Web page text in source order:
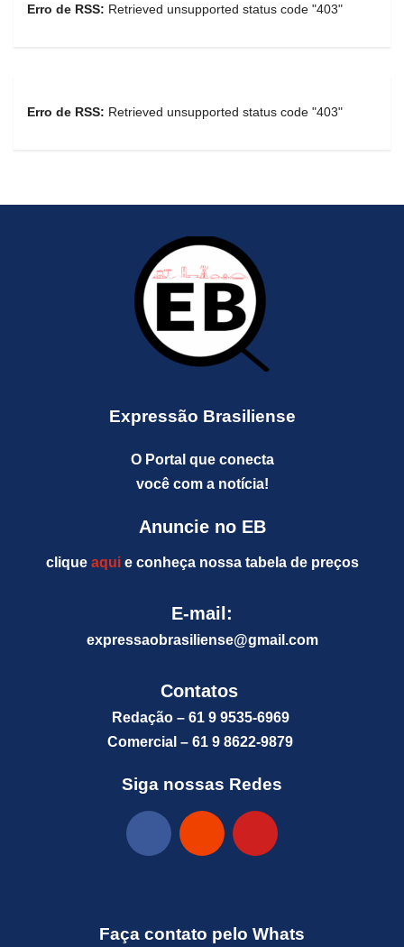
Erro de RSS: Retrieved unsupported status code "403"
Erro de RSS: Retrieved unsupported status code "403"
Expressão Brasiliense
O Portal que conecta
você com a notícia!
Anuncie no EB
clique aquie conheça nossa tabela de preços
E-mail:
expressaobrasiliense@gmail.com
Contatos
Redação – 61 9 9535-6969
Comercial – 61 9 8622-9879
Siga nossas Redes
Faça contato pelo Whats